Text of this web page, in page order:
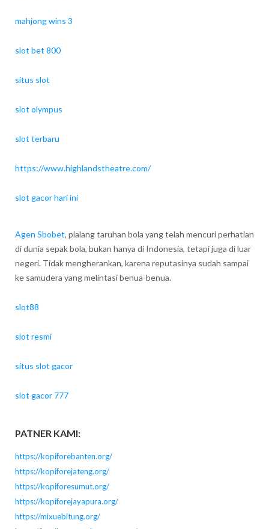
mahjong wins 3
slot bet 800
situs slot
slot olympus
slot terbaru
https://www.highlandstheatre.com/
slot gacor hari ini
Agen Sbobet, pialang taruhan bola yang telah mencuri perhatian
di dunia sepak bola, bukan hanya di Indonesia, tetapi juga di luar
negeri. Tidak mengherankan, karena reputasinya sudah sampai
ke samudera yang melintasi benua-benua.
slot88
slot resmi
situs slot gacor
slot gacor 777
PATNER KAMI:
https://kopiforebanten.org/
https://kopiforejateng.org/
https://kopiforesumut.org/
https://kopiforejayapura.org/
https://mixuebitung.org/